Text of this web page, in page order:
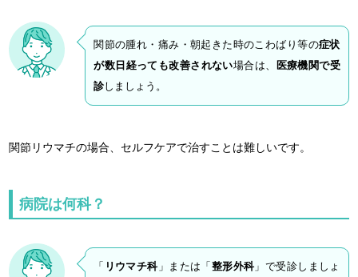
関節の腫れ・痛み・朝起きた時のこわばり等の症状
が数日経っても改善されない場合は、
医療機関で受
診しましょう。
関節リウマチの場合、セルフケアで治すことは難しいです。
病院は何科？
「 リウマチ科」または「 整形外科」で受診しましょ